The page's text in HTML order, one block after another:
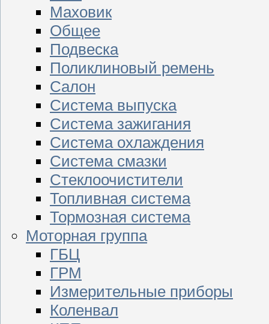
Маховик
Общее
Подвеска
Поликлиновый ремень
Салон
Система выпуска
Система зажигания
Система охлаждения
Система смазки
Стеклоочистители
Топливная система
Тормозная система
Моторная группа
ГБЦ
ГРМ
Измерительные приборы
Коленвал